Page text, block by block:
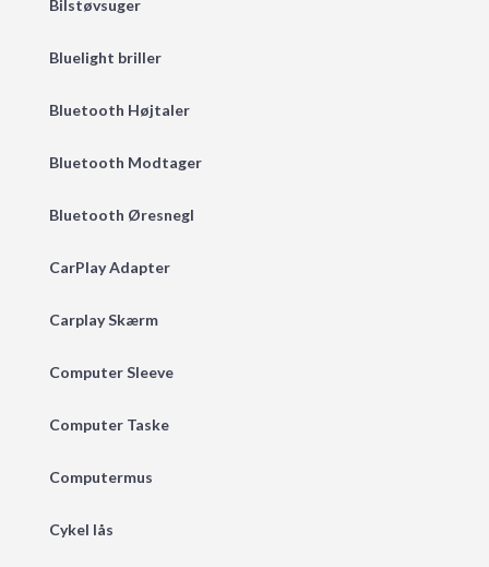
Bilstøvsuger
Bluelight briller
Bluetooth Højtaler
Bluetooth Modtager
Bluetooth Øresnegl
CarPlay Adapter
Carplay Skærm
Computer Sleeve
Computer Taske
Computermus
Cykel lås